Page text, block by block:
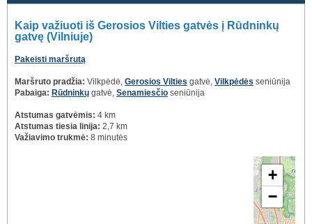
Kaip važiuoti iš Gerosios Vilties gatvės į Rūdninkų
gatvę (Vilniuje)
Pakeisti maršrutą
Maršruto pradžia: Vilkpėdė, Gerosios Vilties gatvė, Vilkpėdės seniūnija
Pabaiga: Rūdninkų gatvė, Senamiesčio seniūnija
Atstumas gatvėmis: 4 km
Atstumas tiesia linija: 2,7 km
Važiavimo trukmė: 8 minutės
+
−